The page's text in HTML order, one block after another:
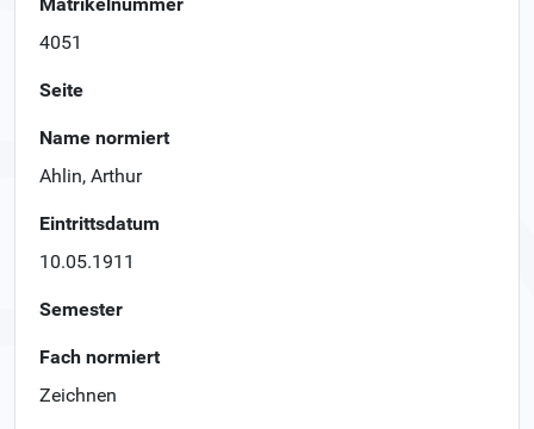
4051
Seite
Name normiert
Ahlin, Arthur
Eintrittsdatum
10.05.1911
Semester
Fach normiert
Zeichnen